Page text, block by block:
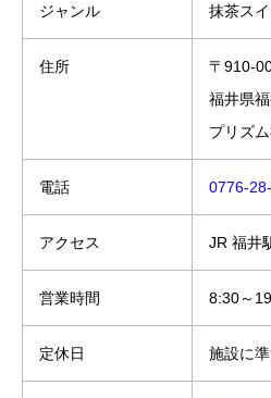
ジャンル 抹茶ス
住所
〒910-
福井県
プリズ
電話 0776-
アクセス JR 福井
営業時間 8:30～
定休日 施設に